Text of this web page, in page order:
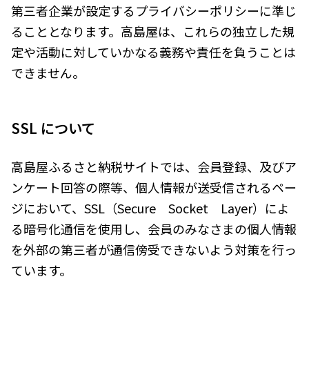
第三者企業が設定するプライバシーポリシーに準じ
ることとなります。高島屋は、これらの独立した規
定や活動に対していかなる義務や責任を負うことは
できません。
SSL について
高島屋ふるさと納税サイトでは、会員登録、及びア
ンケート回答の際等、個人情報が送受信されるペー
ジにおいて、SSL（Secure Socket Layer）によ
る暗号化通信を使用し、会員のみなさまの個人情報
を外部の第三者が通信傍受できないよう対策を行っ
ています。